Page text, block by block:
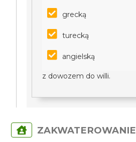
grecką
turecką
angielską
z dowozem do willi.
ZAKWATEROWANIE